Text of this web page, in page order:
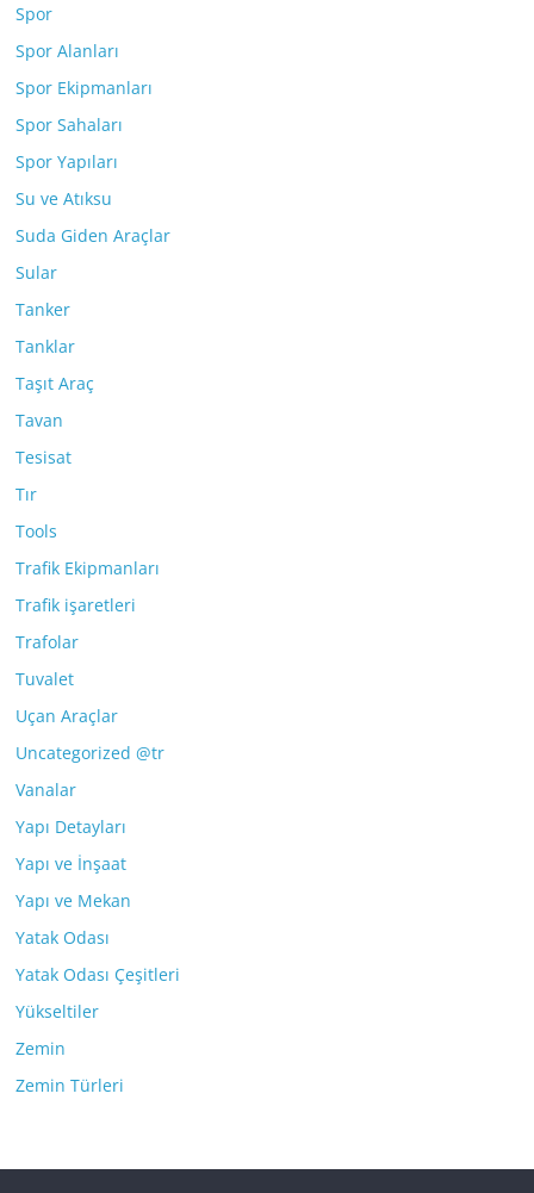
Spor
Spor Alanları
Spor Ekipmanları
Spor Sahaları
Spor Yapıları
Su ve Atıksu
Suda Giden Araçlar
Sular
Tanker
Tanklar
Taşıt Araç
Tavan
Tesisat
Tır
Tools
Trafik Ekipmanları
Trafik işaretleri
Trafolar
Tuvalet
Uçan Araçlar
Uncategorized @tr
Vanalar
Yapı Detayları
Yapı ve İnşaat
Yapı ve Mekan
Yatak Odası
Yatak Odası Çeşitleri
Yükseltiler
Zemin
Zemin Türleri